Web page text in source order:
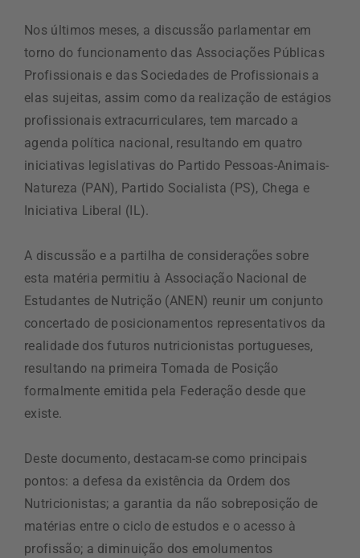
Nos últimos meses, a discussão parlamentar em
torno do funcionamento das Associações Públicas
Profissionais e das Sociedades de Profissionais a
elas sujeitas, assim como da realização de estágios
profissionais extracurriculares, tem marcado a
agenda política nacional, resultando em quatro
iniciativas legislativas do Partido Pessoas-Animais-
Natureza (PAN), Partido Socialista (PS), Chega e
Iniciativa Liberal (IL).
A discussão e a partilha de considerações sobre
esta matéria permitiu à Associação Nacional de
Estudantes de Nutrição (ANEN) reunir um conjunto
concertado de posicionamentos representativos da
realidade dos futuros nutricionistas portugueses,
resultando na primeira Tomada de Posição
formalmente emitida pela Federação desde que
existe.
Deste documento, destacam-se como principais
pontos: a defesa da existência da Ordem dos
Nutricionistas; a garantia da não sobreposição de
matérias entre o ciclo de estudos e o acesso à
profissão; a diminuição dos emolumentos